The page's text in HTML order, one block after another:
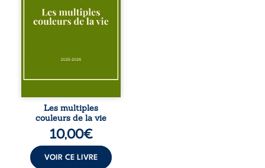
recouvre
l’espérance, tandis
pour en retrouver
Entre souvenirs,
désillusions, Les
multiples couleurs
de la vie explore la
force des liens, le
poids des non-dits
et la ...
Les multiples
couleurs de la vie
10,00€
VOIR CE LIVRE